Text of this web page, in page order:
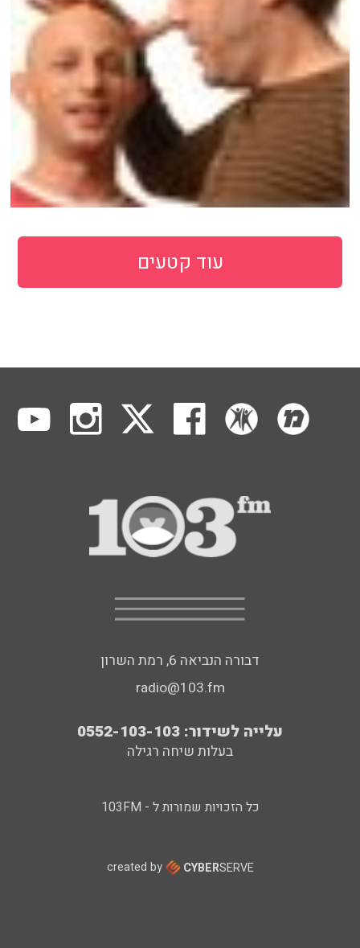
עוד קטעים
דבורה הנביאה 6, רמת השרון
radio@103.fm
עלייה לשידור: 0552-103-103
בעלות שיחה רגילה
כל הזכויות שמורות ל - 103FM
created by CYBERSERVE